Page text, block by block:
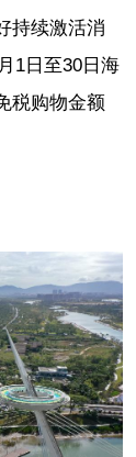
持续激活消
1日至30日海
税购物金额